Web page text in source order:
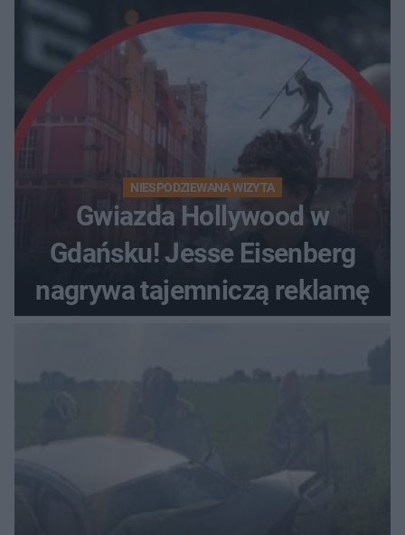
obserwacje
NIESPODZIEWANA WIZYTA
Gwiazda Hollywood w
Gdańsku! Jesse Eisenberg
nagrywa tajemniczą reklamę